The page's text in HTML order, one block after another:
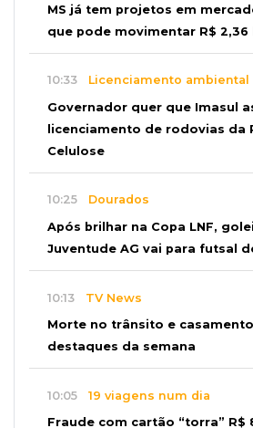
MS já tem projetos em
que pode movimentar R$ 2,36
10:33 Licenciamento ambiental
Governador quer que Imasul
licenciamento de rodovias da
Celulose
10:25 Dourados
Após brilhar na Copa LNF,
Juventude AG vai para futsal
10:13 TV News
Morte no trânsito e
destaques da semana
10:05 19 viagens num dia
Fraude com cartão “torra” R$